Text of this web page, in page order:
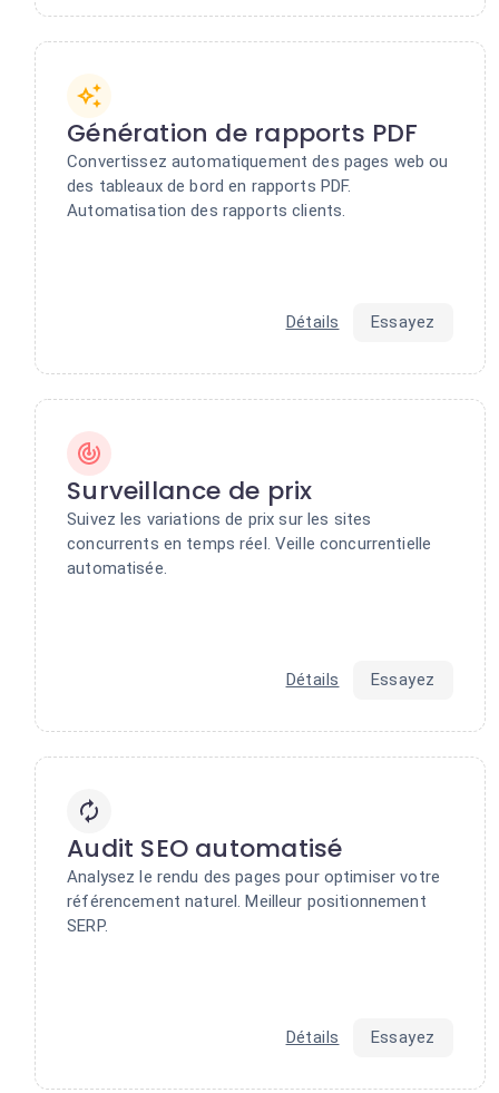
Génération de rapports PDF
Convertissez automatiquement des pages web ou
des tableaux de bord en rapports PDF.
Automatisation des rapports clients.
Détails Essayez
Surveillance de prix
Suivez les variations de prix sur les sites
concurrents en temps réel. Veille concurrentielle
automatisée.
Détails Essayez
Audit SEO automatisé
Analysez le rendu des pages pour optimiser votre
référencement naturel. Meilleur positionnement
SERP.
Détails Essayez